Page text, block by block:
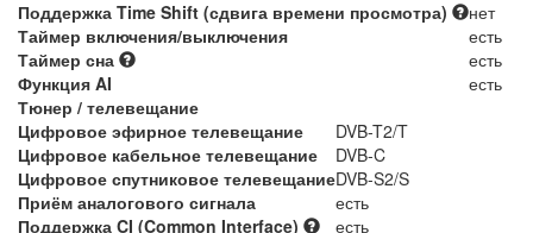
Поддержка Time Shift (сдвига времени просмотра)
нет
Таймер включения/выключения
есть
Таймер сна
есть
Функция AI
есть
Тюнер / телевещание
Цифровое эфирное телевещание
DVB-T2/T
Цифровое кабельное телевещание
DVB-C
Цифровое спутниковое телевещаниеDVB-S2/S
Приём аналогового сигнала
есть
Поддержка CI (Common Interface)
есть